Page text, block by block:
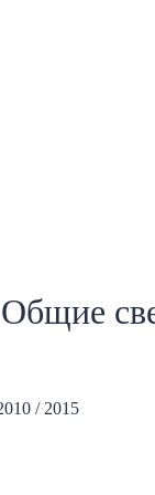
/ 2015